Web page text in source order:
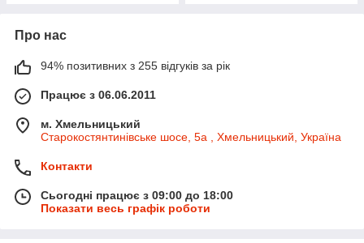
Про нас
94% позитивних з 255 відгуків за рік
Працює з 06.06.2011
м. Хмельницький
Старокостянтинівське шосе, 5а , Хмельницький, Україна
Контакти
Сьогодні працює з 09:00 до 18:00
Показати весь графік роботи